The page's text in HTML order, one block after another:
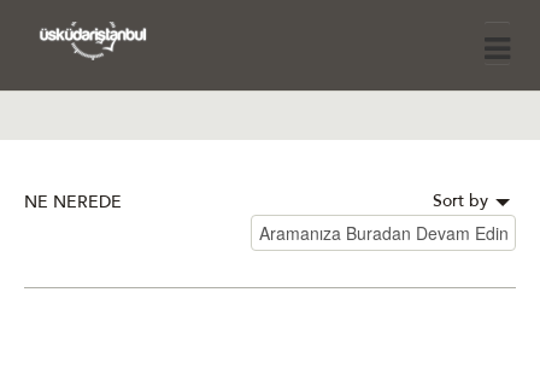
NE NEREDE Sort by